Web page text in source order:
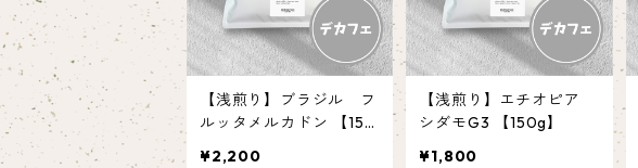
【浅煎り】ブラジル フ
ルッタメルカドン 【150
¥2,200
【浅煎り】エチオピア
シダモG3 【150g】
¥1,800